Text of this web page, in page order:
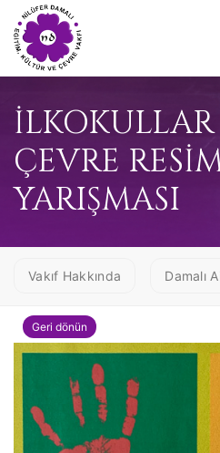
ÇEVRE
YARIŞMASI
Vakıf Hakkında Damalı
Geri dönün